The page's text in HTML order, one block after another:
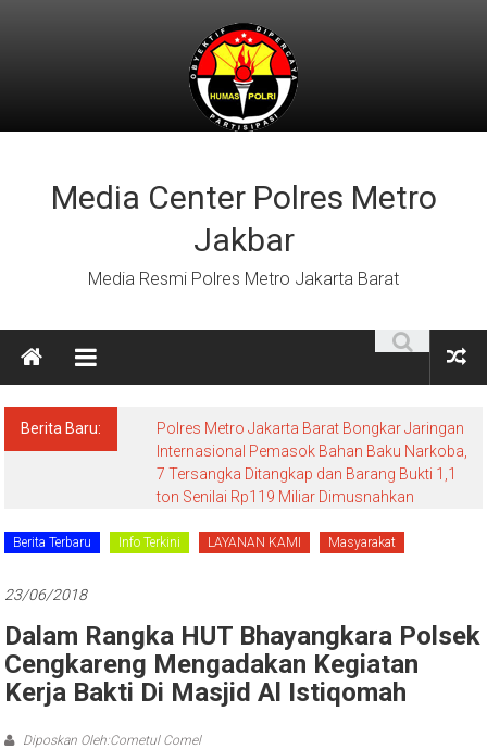
Media Center Polres Metro
Jakbar
Media Resmi Polres Metro Jakarta Barat
Berita Baru:
Polres Metro Jakarta Barat Bongkar Jaringan
Internasional Pemasok Bahan Baku Narkoba,
7 Tersangka Ditangkap dan Barang Bukti 1,1
ton Senilai Rp119 Miliar Dimusnahkan
Berita Terbaru Info Terkini LAYANAN KAMI Masyarakat
23/06/2018
Dalam Rangka HUT Bhayangkara Polsek
Cengkareng Mengadakan Kegiatan
Kerja Bakti Di Masjid Al Istiqomah
Diposkan Oleh:Cometul Comel